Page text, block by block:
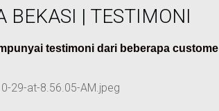
BEKASI | TESTIMONI
testimoni dari beberapa